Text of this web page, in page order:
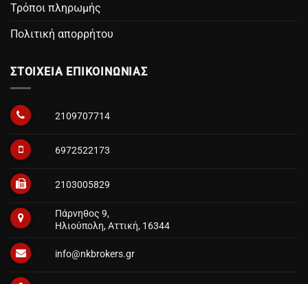
Τρόποι πληρωμής
Πολιτική απορρήτου
ΣΤΟΙΧΕΙΑ ΕΠΙΚΟΙΝΩΝΙΑΣ
2109707714
6972522173
2103005829
Πάρνηθος 9,
Ηλιούπολη, Αττική, 16344
info@nkbrokers.gr